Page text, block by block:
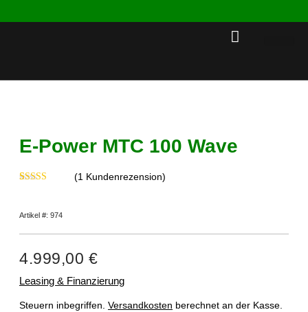
E-Power MTC 100 Wave
basierend auf
Kundenbewertung
(1Kundenrezension)
Artikel #: 974
4.999,00 €
Leasing & Finanzierung
Steuern inbegriffen. Versandkosten berechnet an der Kasse.